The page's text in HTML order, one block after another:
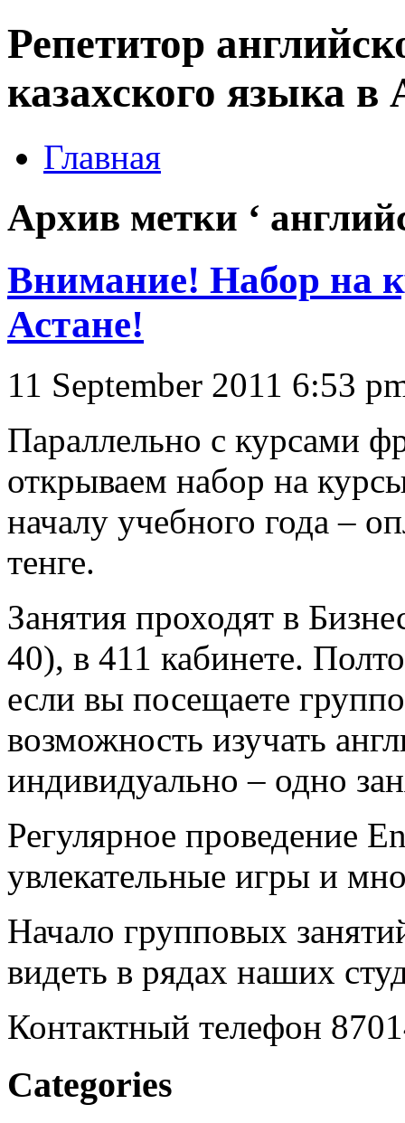
Репетитор
казахского языка в
Главная
Архив метки ‘
Внимание! Набор на
Астане!
11 September 2011 6:53
Параллельно с курсами
открываем набор на
началу учебного года –
тенге.
Занятия проходят в
40), в 411 кабинете.
если вы посещаете
возможность изучать
индивидуально – одно
Регулярное проведение
увлекательные игры и
Начало групповых
видеть в рядах наших
Контактный телефон
Categories